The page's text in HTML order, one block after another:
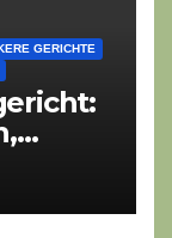
GERICHTE